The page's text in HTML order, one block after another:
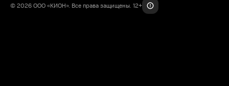
© 2026 ООО «КИОН». Все права защищены. 12+